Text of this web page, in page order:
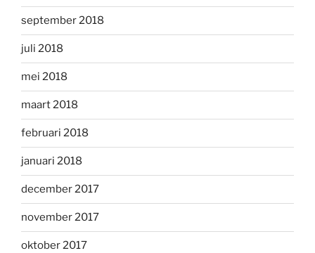
september 2018
juli 2018
mei 2018
maart 2018
februari 2018
januari 2018
december 2017
november 2017
oktober 2017